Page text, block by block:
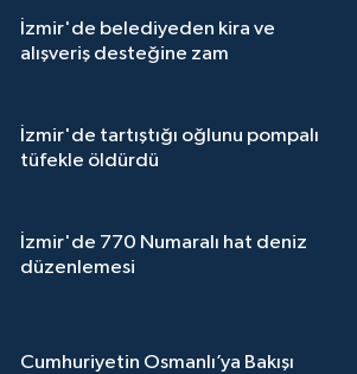
İzmir'de belediyeden kira ve
alışveriş desteğine zam
İzmir'de tartıştığı oğlunu pompalı
tüfekle öldürdü
İzmir'de 770 Numaralı hat deniz
düzenlemesi
Cumhuriyetin Osmanlı’ya Bakışı